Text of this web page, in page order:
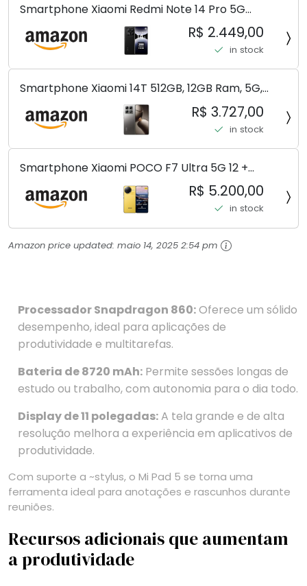
Smartphone Xiaomi Redmi Note 14 Pro 5G
Midnight Black (Preto) 12GB RAM 512GB ROM NFC
[ 24090RA29G ]
R$ 2.449,00
in stock
Smartphone Xiaomi 14T 512GB, 12GB Ram, 5G,
Leica, Cinza - no Brasil
R$ 3.727,00
in stock
Smartphone Xiaomi POCO F7 Ultra 5G 12 +
256GB/16+512GB Processador Snapdragon 8 Elite
Top de Linha Chip VisionBoost D7 para Jogos
Pesados Tela Flow AMOLED 2K...
R$ 5.200,00
in stock
Amazon price updated: maio 14, 2025 2:54 pm
Processador Snapdragon 860:Oferece um sólido
desempenho, ideal para aplicações de
produtividade e multitarefas.
Bateria de 8720 mAh: Permite sessões longas de
estudo ou trabalho, com autonomia para o dia todo.
Display de 11 polegadas:A tela grande e de alta
resolução melhora a experiência em aplicativos de
produtividade.
Com suporte a ~stylus, o Mi Pad 5 se torna uma
ferramenta ideal para anotações e rascunhos durante
reuniões.
Recursos adicionais que aumentam
a produtividade